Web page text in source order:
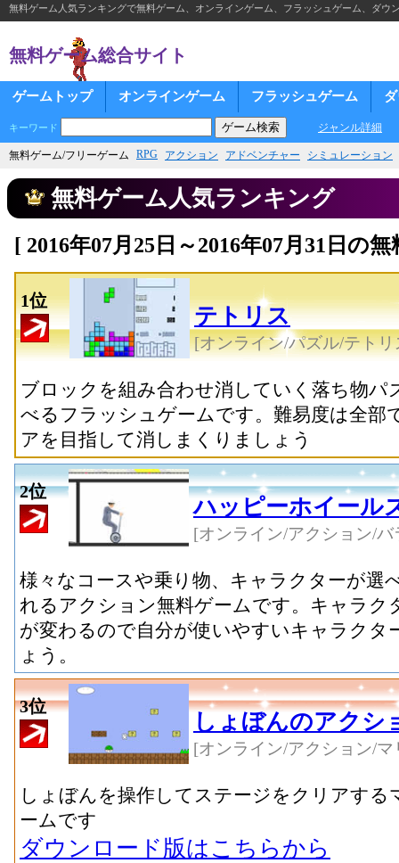
無料ゲーム人気ランキングで無料ゲーム、オンラインゲーム、フラッシュゲーム、ダウ
無料ゲーム総合サイト
ゲームトップ オンラインゲーム フラッシュゲーム
キーワード ジャンル詳細
無料ゲーム/フリーゲーム RPG アクション アドベンチャー シミュレーション
無料ゲーム人気ランキング
[ 2016年07月25日～2016年07月31日の
1位
テトリス
[オンライン/パズル/テトリ
ブロックを組み合わせ消していく落ち物パ
べるフラッシュゲームです。難易度は全部
アを目指して消しまくりましょう
2位
ハッピーホイール
[オンライン/アクション/
様々なコースや乗り物、キャラクターが選
れるアクション無料ゲームです。キャラク
が変わるので自分が使いやすいキャラクタ
ょう。
3位
しょぼんのアクシ
[オンライン/アクション/マ
しょぼんを操作してステージをクリアす
ームです
ダウンロード版はこちらから